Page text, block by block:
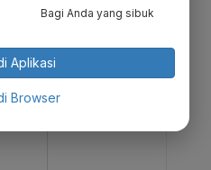
Bagi Anda yang sibuk
Aplikasi
Browser